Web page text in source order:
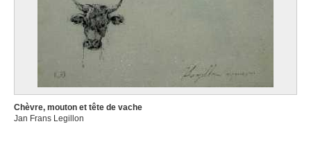
Chèvre, mouton et tête de vache
Jan Frans Legillon